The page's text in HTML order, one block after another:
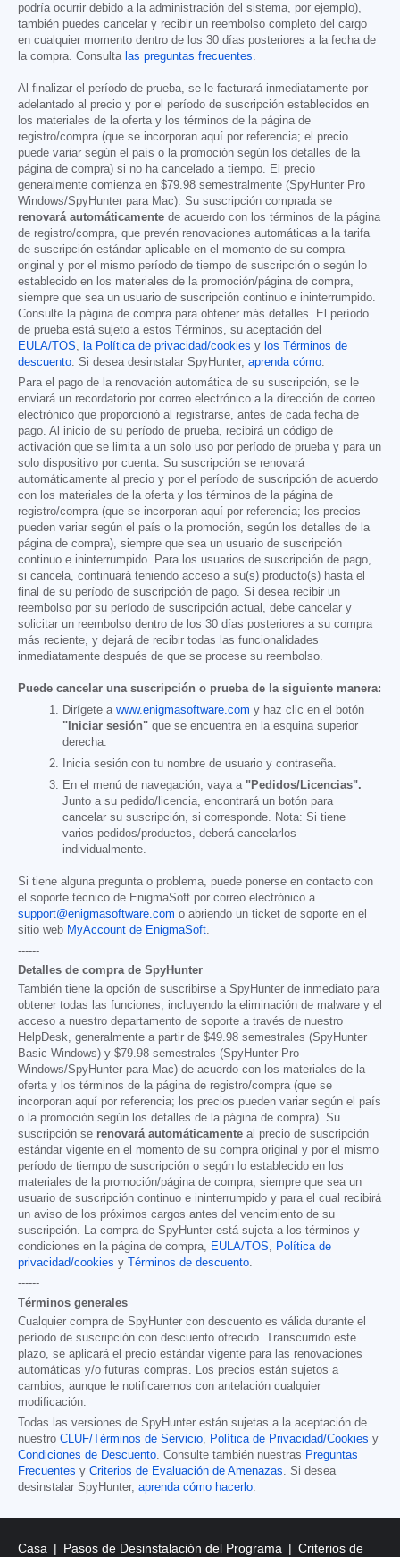
podría ocurrir debido a la administración del sistema, por ejemplo),
también puedes cancelar y recibir un reembolso completo del cargo
en cualquier momento dentro de los 30 días posteriores a la fecha de
la compra. Consulta las preguntas frecuentes
Al finalizar el período de prueba, se le facturará inmediatamente por
adelantado al precio y por el período de suscripción establecidos en
los materiales de la oferta y los términos de la página de
registro/compra (que se incorporan aquí por referencia; el precio
puede variar según el país o la promoción según los detalles de la
página de compra) si no ha cancelado a tiempo. El precio
generalmente comienza en $79.98 semestralmente (SpyHunter Pro
Windows/SpyHunter para Mac). Su suscripción comprada se
renovará automáticamente de acuerdo con los términos de la página
de registro/compra, que prevén renovaciones automáticas a la tarifa
de suscripción estándar aplicable en el momento de su compra
original y por el mismo período de tiempo de suscripción o según lo
establecido en los materiales de la promoción/página de compra,
siempre que sea un usuario de suscripción continuo e ininterrumpido.
Consulte la página de compra para obtener más detalles. El período
de prueba está sujeto a estos Términos, su aceptación del
EULA/TOS
la Política de privacidad/cookies y los Términos de
descuento . Si desea desinstalar SpyHunter, aprenda cómo
Para el pago de la renovación automática de su suscripción, se le
enviará un recordatorio por correo electrónico a la dirección de correo
electrónico que proporcionó al registrarse, antes de cada fecha de
pago. Al inicio de su período de prueba, recibirá un código de
activación que se limita a un solo uso por período de prueba y para un
solo dispositivo por cuenta. Su suscripción se renovará
automáticamente al precio y por el período de suscripción de acuerdo
con los materiales de la oferta y los términos de la página de
registro/compra (que se incorporan aquí por referencia; los precios
pueden variar según el país o la promoción, según los detalles de la
página de compra), siempre que sea un usuario de suscripción
continuo e ininterrumpido. Para los usuarios de suscripción de pago,
si cancela, continuará teniendo acceso a su(s) producto(s) hasta el
final de su período de suscripción de pago. Si desea recibir un
reembolso por su período de suscripción actual, debe cancelar y
solicitar un reembolso dentro de los 30 días posteriores a su compra
más reciente, y dejará de recibir todas las funcionalidades
inmediatamente después de que se procese su reembolso.
Puede cancelar una suscripción o prueba de la siguiente manera:
Dirígete a www.enigmasoftware.com y haz clic en el botón
"Iniciar sesión" que se encuentra en la esquina superior
derecha.
Inicia sesión con tu nombre de usuario y contraseña.
En el menú de navegación, vaya a "Pedidos/Licencias".
Junto a su pedido/licencia, encontrará un botón para
cancelar su suscripción, si corresponde. Nota: Si tiene
varios pedidos/productos, deberá cancelarlos
individualmente.
Si tiene alguna pregunta o problema, puede ponerse en contacto con
el soporte técnico de EnigmaSoft por correo electrónico a
support@enigmasoftware.com o abriendo un ticket de soporte en el
sitio web MyAccount de EnigmaSoft.
------
Detalles de compra de SpyHunter
También tiene la opción de suscribirse a SpyHunter de inmediato para
obtener todas las funciones, incluyendo la eliminación de malware y el
acceso a nuestro departamento de soporte a través de nuestro
HelpDesk, generalmente a partir de $49.98 semestrales (SpyHunter
Basic Windows) y $79.98 semestrales (SpyHunter Pro
Windows/SpyHunter para Mac) de acuerdo con los materiales de la
oferta y los términos de la página de registro/compra (que se
incorporan aquí por referencia; los precios pueden variar según el país
o la promoción según los detalles de la página de compra). Su
suscripción se renovará automáticamente al precio de suscripción
estándar vigente en el momento de su compra original y por el mismo
período de tiempo de suscripción o según lo establecido en los
materiales de la promoción/página de compra, siempre que sea un
usuario de suscripción continuo e ininterrumpido y para el cual recibirá
un aviso de los próximos cargos antes del vencimiento de su
suscripción. La compra de SpyHunter está sujeta a los términos y
condiciones en la página de compra, EULA/TOS, Política de
privacidad/cookies y Términos de descuento.
------
Términos generales
Cualquier compra de SpyHunter con descuento es válida durante el
período de suscripción con descuento ofrecido. Transcurrido este
plazo, se aplicará el precio estándar vigente para las renovaciones
automáticas y/o futuras compras. Los precios están sujetos a
cambios, aunque le notificaremos con antelación cualquier
modificación.
Todas las versiones de SpyHunter están sujetas a la aceptación de
nuestro CLUF/Términos de Servicio, Política de Privacidad/Cookies y
Condiciones de Descuento. Consulte también nuestras Preguntas
Frecuentes y Criterios de Evaluación de Amenazas. Si desea
desinstalar SpyHunter, aprenda cómo hacerlo.
Casa Pasos de Desinstalación del Programa Criterios de